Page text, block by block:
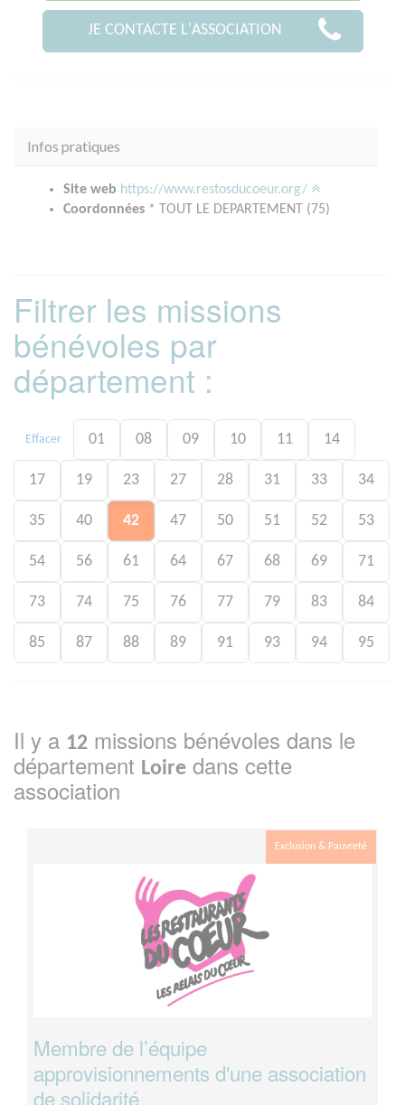
JE CONTACTE L'ASSOCIATION
Infos pratiques
Site web https://www.restosducoeur.org/
Coordonnées * TOUT LE DEPARTEMENT (75)
Filtrer les missions
bénévoles par
département :
Effacer 01 08 09 10 11 14
17 19 23 27 28 31 33 34
35 40 42 47 50 51 52 53
54 56 61 64 67 68 69 71
73 74 75 76 77 79 83 84
85 87 88 89 91 93 94 95
Il y a 12 missions bénévoles dans le
département Loire dans cette
association
Exclusion & Pauvreté
Membre de l’équipe
approvisionnements d'une association
de solidarité